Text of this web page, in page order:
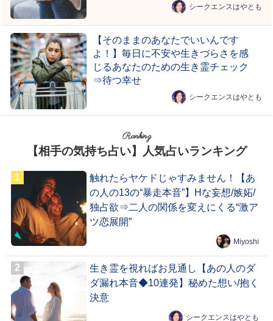
シークエンスはやとも
【そのままのあなたでいいんです
よ！】毎日に不安や生きづらさを感
じるあなたのための生き霊チェック
⇒待つ幸せ
シークエンスはやとも
Ranking
【相手の気持ち占い】人気占いランキング
触れたらヤケドじゃすみません！【あ
の人の13の“暴走本音”】Hな妄想/嫉妬/
独占欲⇒二人の関係を変えにくる“激ア
ツ恋展開”
Miyoshi
生き霊を視ればお見通し【あの人のダ
ダ漏れ本音◆10連発】秘めた想い/抱く
決意
シークエンスはやとも